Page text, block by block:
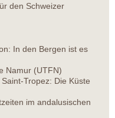
den Schweizer
In den Bergen ist es
Namur (UTFN)
Tropez: Die Küste
im andalusischen